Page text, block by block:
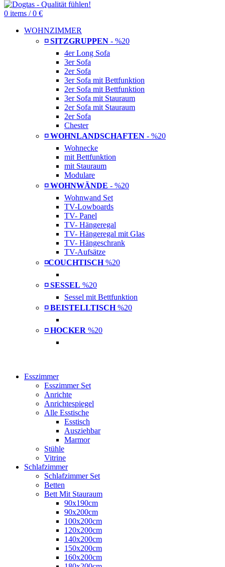
0 items / 0 €
WOHNZIMMER
◽ SITZGRUPPEN - %20
4er Long Sofa
3er Sofa
2er Sofa
3er Sofa mit Bettfunktion
2er Sofa mit Bettfunktion
3er Sofa mit Stauraum
2er Sofa mit Stauraum
2er Sofa
Chester
◽ WOHNLANDSCHAFTEN - %20
Wohnecke
mit Bettfunktion
mit Stauraum
Modulare
◽ WOHNWÄNDE - %20
Wohnwand Set
TV-Lowboards
TV- Panel
TV- Hängeregal
TV- Hängeregal mit Glas
TV- Hängeschrank
TV-Aufsätze
◽COUCHTISCH %20
◽ SESSEL %20
Sessel mit Bettfunktion
◽ BEISTELLTISCH %20
◽ HOCKER %20
Esszimmer
Esszimmer Set
Anrichte
Anrichtespiegel
Alle Esstische
Esstisch
Ausziehbar
Marmor
Stühle
Vitrine
Schlafzimmer
Schlafzimmer Set
Betten
Bett Mit Stauraum
90x190cm
90x200cm
100x200cm
120x200cm
140x200cm
150x200cm
160x200cm